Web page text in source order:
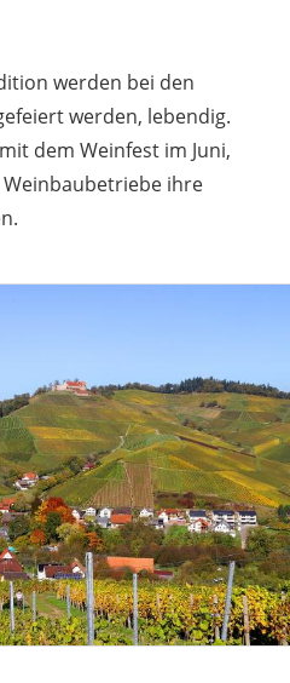
werden bei den
werden, lebendig.
dem Weinfest im Juni,
ihre